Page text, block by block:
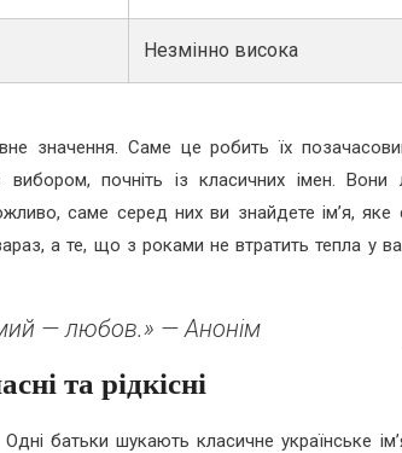
Незмінно висока
значення. Саме це робить їх
почніть із класичних імен. Вони
саме серед них ви знайдете ім’я, яке
а те, що з роками не втратить тепла у
— любов.» — Анонім
та рідкісні
батьки шукають класичне українське